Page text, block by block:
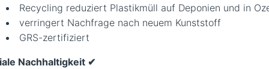
Recycling reduziert Plastikmüll auf Deponien und in
verringert Nachfrage nach neuem Kunststoff
GRS-zertifiziert
Nachhaltigkeit ✔︎